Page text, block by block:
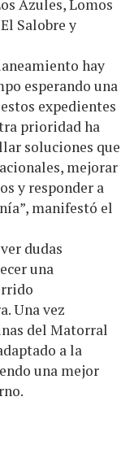
Azules, Lomos
Salobre y
hay
esperando una
expedientes
prioridad ha
soluciones que
mejorar
y responder a
manifestó el
dudas
una
Una vez
del Matorral
a la
una mejor